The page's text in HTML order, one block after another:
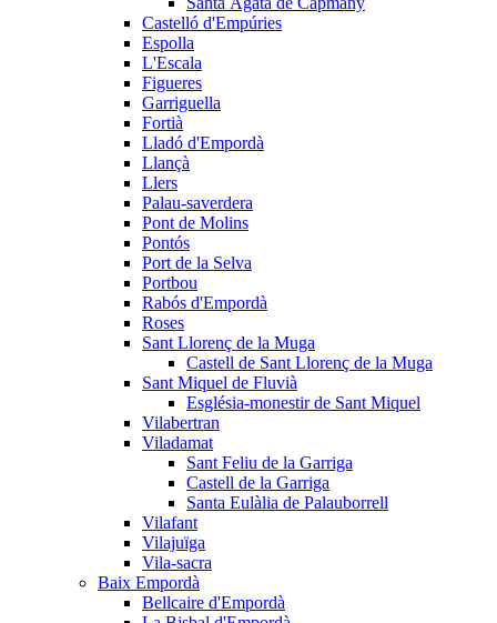
Castelló d'Empúries
Espolla
L'Escala
Figueres
Garriguella
Fortià
Lladó d'Empordà
Llançà
Llers
Palau-saverdera
Pont de Molins
Pontós
Port de la Selva
Portbou
Rabós d'Empordà
Roses
Sant Llorenç de la Muga
Castell de Sant Llorenç de la Muga
Sant Miquel de Fluvià
Església-monestir de Sant Miquel
Vilabertran
Viladamat
Sant Feliu de la Garriga
Castell de la Garriga
Santa Eulàlia de Palauborrell
Vilafant
Vilajuïga
Vila-sacra
Baix Empordà
Bellcaire d'Empordà